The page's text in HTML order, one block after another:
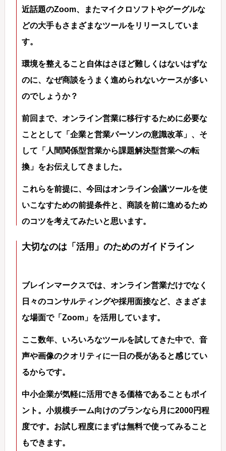
近話題のZoom、またマイクロソフトやグーグルな
どの大手もさまざまなツールをリリースしていま
す。
環境を整えること自体はさほど難しくはないはずな
のに、なぜ商談をうまく進められないケースが多い
のでしょうか？
前回まで、オンライン営業に移行するために必要な
こととして「企業と営業パーソンの意識改革」、そ
して「人間関係型営業から課題解決型営業への転
換」をお伝えしてきました。
これらを前提に、今回はオンライン会議ツールを使
いこなすための前提条件と、商談を前に進めるため
のコツを考えてみたいと思います。
大切なのは「活用」のためのガイドライン
ブレインマークスでは、オンライン営業だけでなく
日々のコンサルティングや採用面接など、さまざま
な場面で「Zoom」を活用しています。
ここ数年、いろいろなツールを試してきた中で、音
声や画像のクオリティに一日の長があると感じてい
るからです。
中小企業が気軽に活用できる価格であることもポイ
ント。小規模チーム向けのプランなら月に2000円程
度です。お試し程度にまずは無料で使ってみること
もできます。